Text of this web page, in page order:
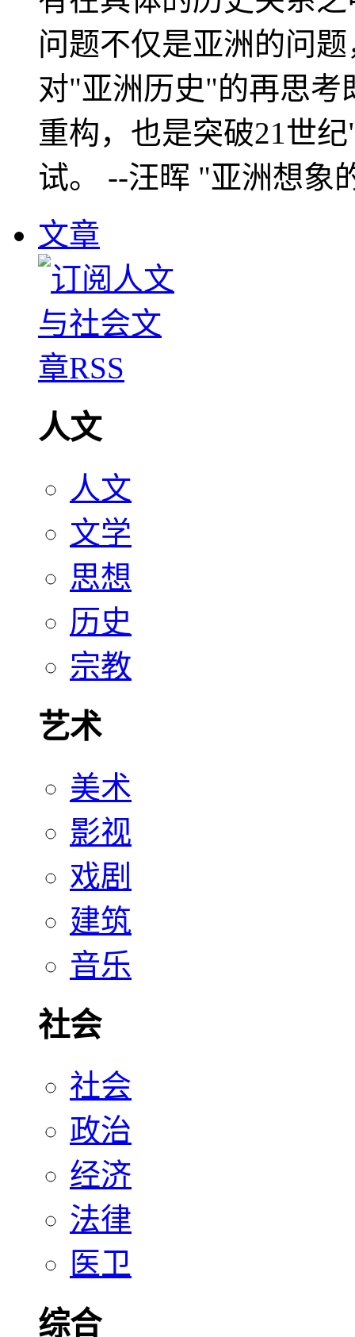
问题不仅是亚洲的问
对"亚洲历史"的再思考
重构，也是突破21世
试。 --汪晖 "亚洲想象
文章
人文
人文
文学
思想
历史
宗教
艺术
美术
影视
戏剧
建筑
音乐
社会
社会
政治
经济
法律
医卫
综合